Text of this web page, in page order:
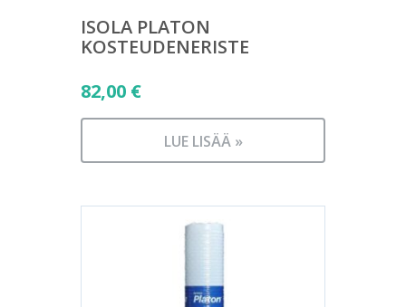
ISOLA PLATON
KOSTEUDENERISTE
82,00 €
LUE LISÄÄ »